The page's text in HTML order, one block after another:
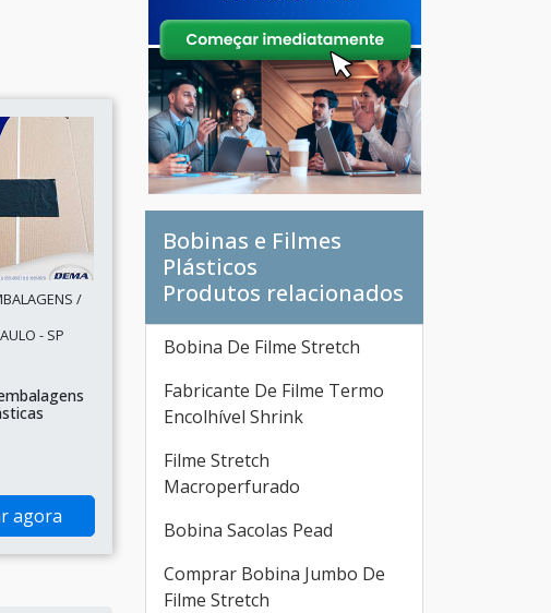
/
- SP
agora
Bobinas e Filmes
Plásticos
Produtos relacionados
Bobina De Filme Stretch
Fabricante De Filme Termo
Encolhível Shrink
Filme Stretch
Macroperfurado
Bobina Sacolas Pead
Comprar Bobina Jumbo De
Filme Stretch